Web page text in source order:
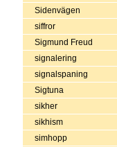
Sidenvägen
siffror
Sigmund Freud
signalering
signalspaning
Sigtuna
sikher
sikhism
simhopp